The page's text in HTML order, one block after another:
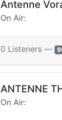
Antenne
On Air:
0 Listeners —
ANTENNE
On Air: